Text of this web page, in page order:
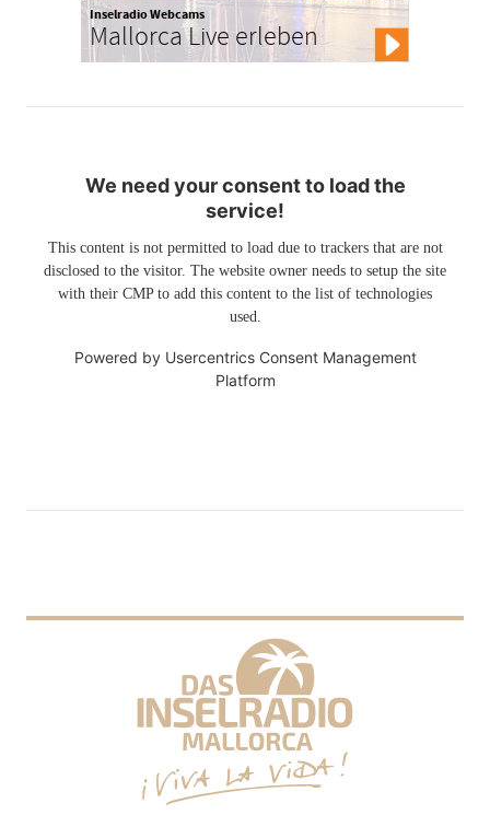
Inselradio Webcams
Mallorca Live erleben
We need your consent to load the
service!
This content is not permitted to load due to trackers that are not
disclosed to the visitor. The website owner needs to setup the site
with their CMP to add this content to the list of technologies
used.
Powered by Usercentrics Consent Management
Platform